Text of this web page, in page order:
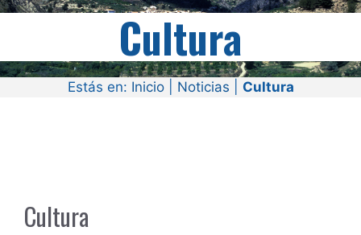
Cultura
Estás en: Inicio| Noticias Cultura
Cultura